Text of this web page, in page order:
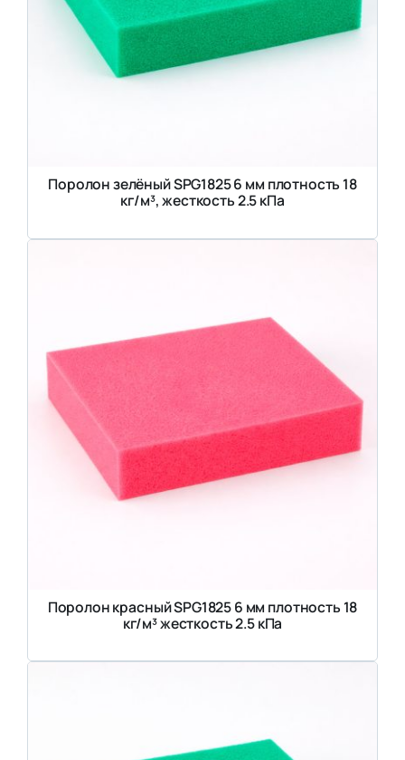
Поролон зелёный SPG1825 6 мм плотность 18
кг/м³, жесткость 2.5 кПа
Поролон красный SPG1825 6 мм плотность 18
кг/м³ жесткость 2.5 кПа